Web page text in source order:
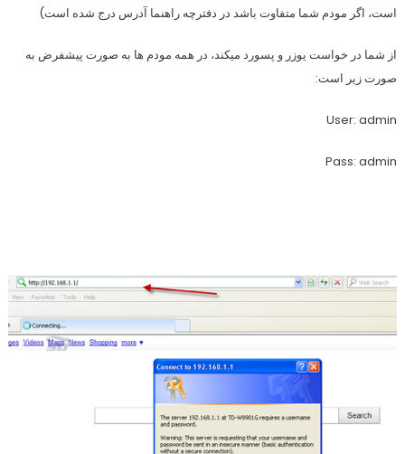
است، اگر مودم شما متفاوت باشد در دفترچه راهنما آدرس درج شده است)
از شما در خواست یوزر و پسورد میکند، در همه مودم ها به صورت پیشفرض به
صورت زیر است:
User: admin
Pass: admin